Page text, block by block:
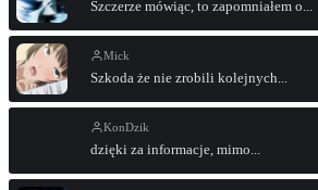
Szczerze mówiąc, to zapomniałem o...
Mick
Szkoda że nie zrobili kolejnych...
KonDzik
dzięki za informacje, mimo...